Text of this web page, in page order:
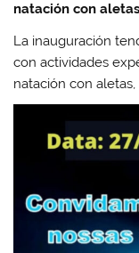
natación con aletas
La inauguración
con actividades
natación con